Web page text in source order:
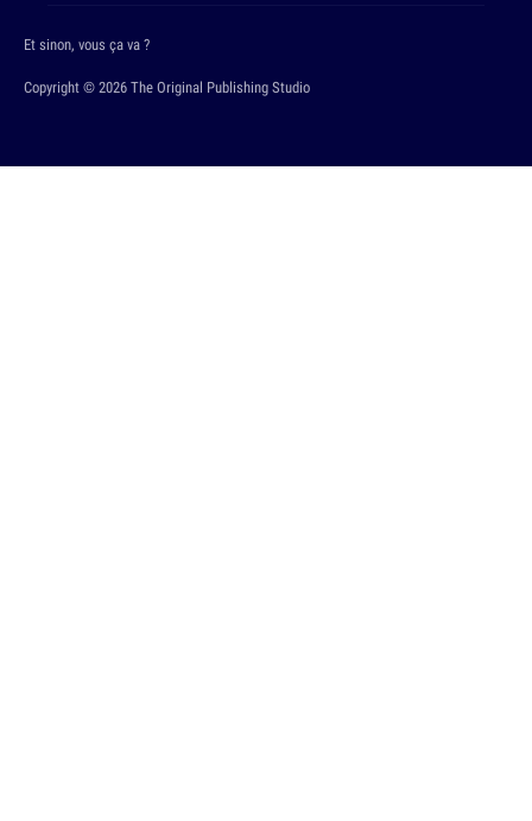
Copyright © 2026 The Original Publishing Studio
Et sinon, vous ça va ?